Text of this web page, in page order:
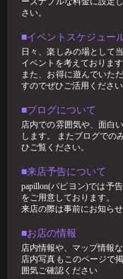
2026-02-17
ハプバーは、日常とは少
た一言で場の雰囲気が良く
2026-02-01
🦋🉐女性様特典🉐🦋 🤩1月
さい。
■イベントスケジュー
日々、楽しみの場として
イベントを考えております
また、お得に遊んでいた
すのでぜひご活用ください
■ブログについて
店内での雰囲気や、面白
します。 またブログでの
ひご覧ください。
■来店予告について
papillon(パピヨン)では予
をご用意しております。
来店の際は事前にお知らせ
■お店の情報
店内情報や、マップ情報
店内写真もこのページで
囲気ご確認ください